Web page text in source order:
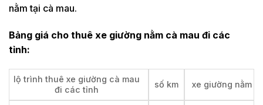
nằm tại cà mau.
Bảng giá cho thuê xe giường nằm cà mau đi các
tỉnh:
lộ trình thuê xe giường cà mau
đi các tỉnh
số km xe giường nằm